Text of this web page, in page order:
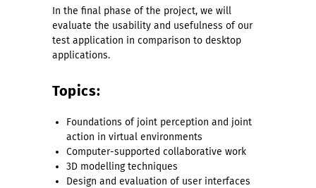
In the final phase of the project, we will
evaluate the usability and usefulness of our
test application in comparison to desktop
applications.
Topics:
Foundations of joint perception and joint
action in virtual environments
Computer-supported collaborative work
3D modelling techniques
Design and evaluation of user interfaces